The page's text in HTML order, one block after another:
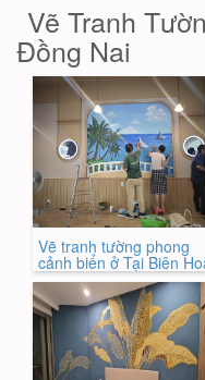
Vẽ Tranh
Đồng Nai
Vẽ tranh tường phong
cảnh biển ở Tại Biên